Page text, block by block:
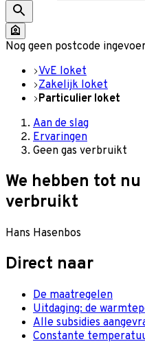
Nog geen postcode
VvE loket
Zakelijk loket
Particulier loket
Aan de slag
Ervaringen
Geen gas verbruikt
We hebben tot
verbruikt
Hans Hasenbos
Direct naar
De maatregelen
Uitdaging: de
Alle subsidies
Constante